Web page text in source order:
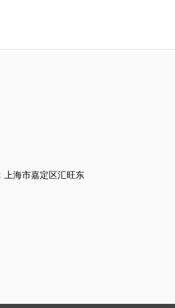
上海市嘉定区汇旺东